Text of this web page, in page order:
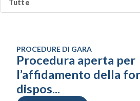
PROCEDURE DI GARA
Procedura aperta per
l’affidamento della
dispos...